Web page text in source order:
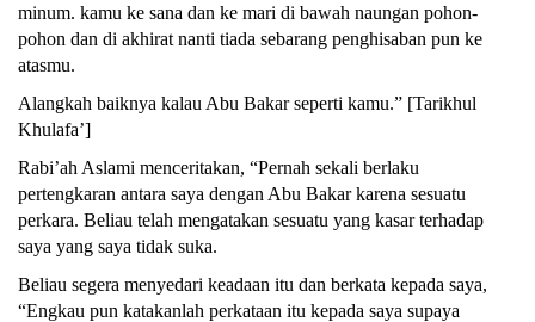
minum. kamu ke sana dan ke mari di bawah naungan pohon-
pohon dan di akhirat nanti tiada sebarang penghisaban pun ke
atasmu.
Alangkah baiknya kalau Abu Bakar seperti kamu.” [Tarikhul
Khulafa’]
Rabi’ah Aslami menceritakan, “Pernah sekali berlaku
pertengkaran antara saya dengan Abu Bakar karena sesuatu
perkara. Beliau telah mengatakan sesuatu yang kasar terhadap
saya yang saya tidak suka.
Beliau segera menyedari keadaan itu dan berkata kepada saya,
“Engkau pun katakanlah perkataan itu kepada saya supaya